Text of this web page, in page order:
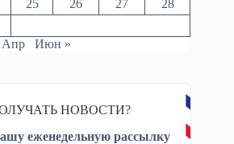
25 26 27
28
Апр
Июн »
НОВОСТИ?
еженедельную рассылку